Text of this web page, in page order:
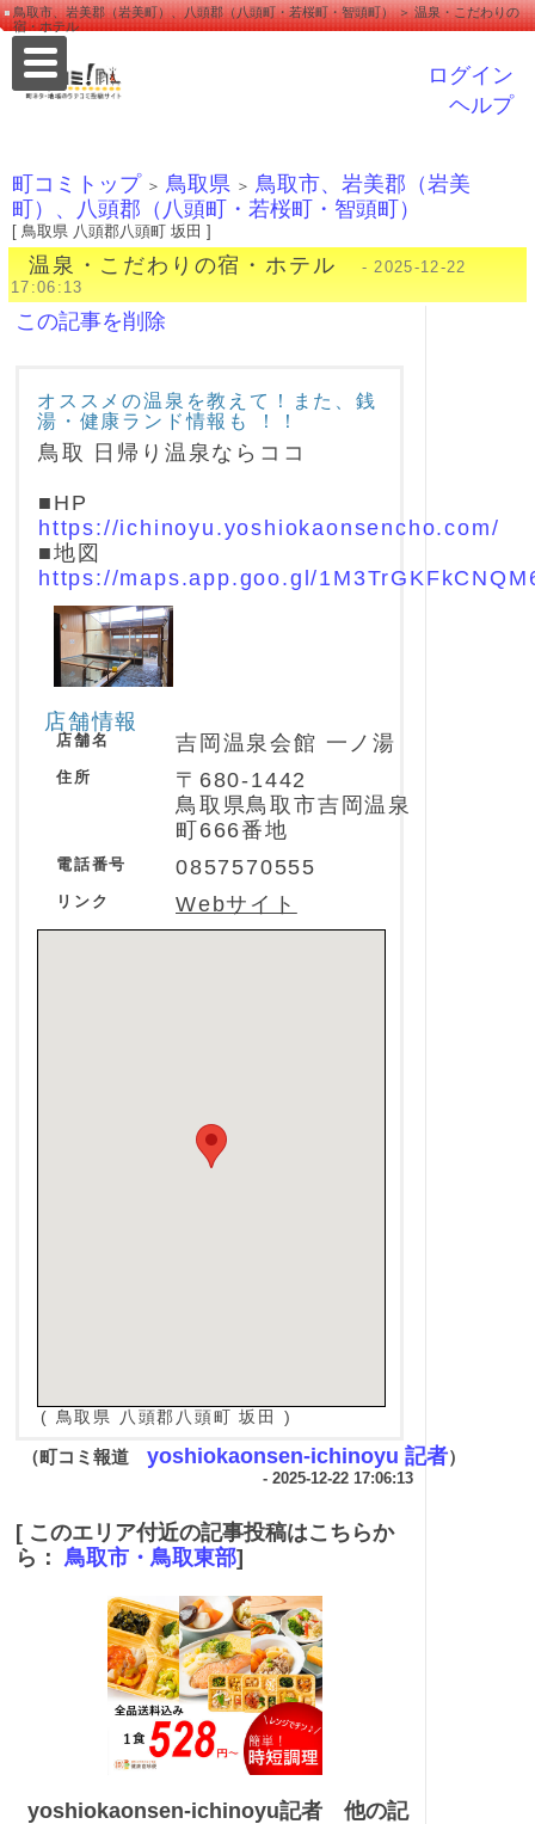
鳥取市、岩美郡（岩美町）、八頭郡（八頭町・若桜町・智頭町） ＞ 温泉・こだわりの
宿・ホテル
ログイン
ヘルプ
町コミトップ ＞ 鳥取県 ＞ 鳥取市、岩美郡（岩美
町）、八頭郡（八頭町・若桜町・智頭町）
[ 鳥取県 八頭郡八頭町 坂田 ]
温泉・こだわりの宿・ホテル
- 2025-12-22
17:06:13
この記事を削除
オススメの温泉を教えて！また、銭
湯・健康ランド情報も ！！
鳥取 日帰り温泉ならココ
■HP
https://ichinoyu.yoshiokaonsencho.com/
■地図
https://maps.app.goo.gl/
店舗情報
店舗名 吉岡温泉会館 一ノ湯
住所
〒680-1442
鳥取県鳥取市吉岡温泉
町666番地
電話番号 0857570555
リンク Webサイト
( 鳥取県 八頭郡八頭町 坂田 )
（町コミ報道 yoshiokaonsen-ichinoyu 記者）
- 2025-12-22 17:06:13
[ このエリア付近の記事投稿はこちらか
ら： 鳥取市・鳥取東部]
yoshiokaonsen-ichinoyu記者 他の記